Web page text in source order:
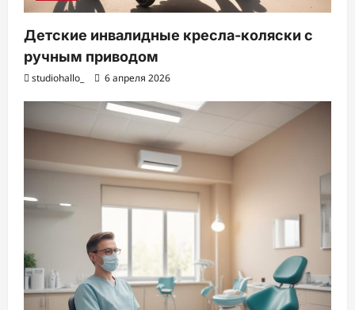
Детские инвалидные кресла-коляски с
ручным приводом
studiohallo_ 6 апреля 2026